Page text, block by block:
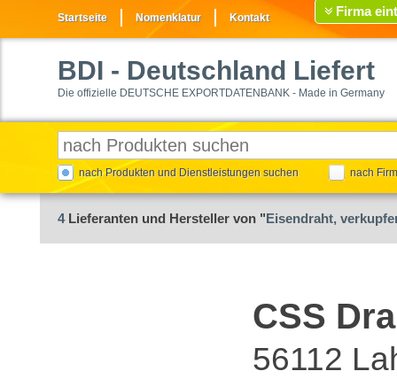
Startseite Nomenklatur Kontakt Firma
BDI - Deutschland Liefert
Die offizielle DEUTSCHE EXPORTDATENBANK - Made in Germany
nach Produkten und Dienstleistungen suchen nach
4Lieferanten und Hersteller von "Eisendraht,
CSS
56112